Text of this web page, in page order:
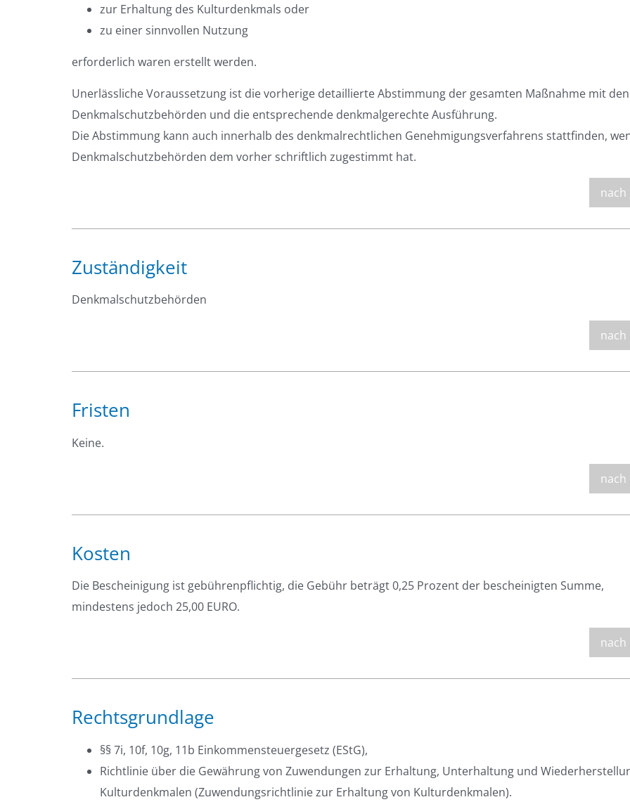
zur Erhaltung des Kulturdenkmals oder
zu einer sinnvollen Nutzung
erforderlich waren erstellt werden.
Unerlässliche Voraussetzung ist die vorherige detaillierte Abstimmung der gesamten Maßnahme mit den
Denkmalschutzbehörden und die entsprechende denkmalgerechte Ausführung.
Die Abstimmung kann auch innerhalb des denkmalrechtlichen Genehmigungsverfahrens stattfinden,
Denkmalschutzbehörden dem vorher schriftlich zugestimmt hat.
nach
Zuständigkeit
Denkmalschutzbehörden
nach
Fristen
Keine.
nach
Kosten
Die Bescheinigung ist gebührenpflichtig, die Gebühr beträgt 0,25 Prozent der bescheinigten Summe,
mindestens jedoch 25,00 EURO.
nach
Rechtsgrundlage
§§ 7i, 10f, 10g, 11b Einkommensteuergesetz (EStG),
Richtlinie über die Gewährung von Zuwendungen zur Erhaltung, Unterhaltung und
Kulturdenkmalen (Zuwendungsrichtlinie zur Erhaltung von Kulturdenkmalen).